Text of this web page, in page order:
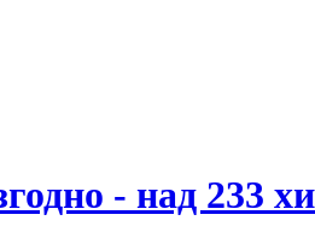
- над 233